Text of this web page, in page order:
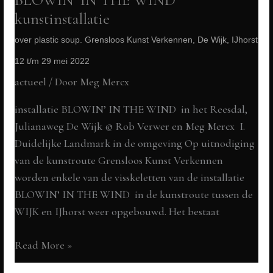
Gang
Beuningen
2023
kunstinstallatie
over plastic soup. Grensloos Kunst Verkennen, De Wijk, IJhorst
12 t/m 29 mei 2022
actueel / Door Meg Mercx
installatie BLOWIN’ IN THE WIND in het Reesdal,
Julianaweg De Wijk © Rob Verwer en Meg Mercx I.
Duidelijke Landmark in de omgeving Op uitnodiging
van de kunstroute Grensloos Kunst Verkennen
worden enkele van de visskeletten van de installatie
BLOWIN’ IN THE WIND in de kunstroute tussen de
WIJK en IJhorst weer opgebouwd. Het bestaat
BLOWIN’
IN
Read More »